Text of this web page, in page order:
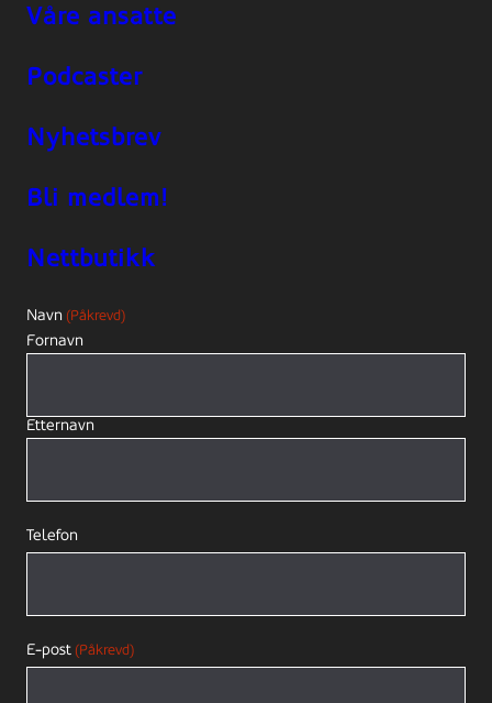
Våre ansatte
Podcaster
Nyhetsbrev
Bli medlem!
Nettbutikk
Navn (Påkrevd)
Fornavn
Etternavn
Telefon
E-post (Påkrevd)